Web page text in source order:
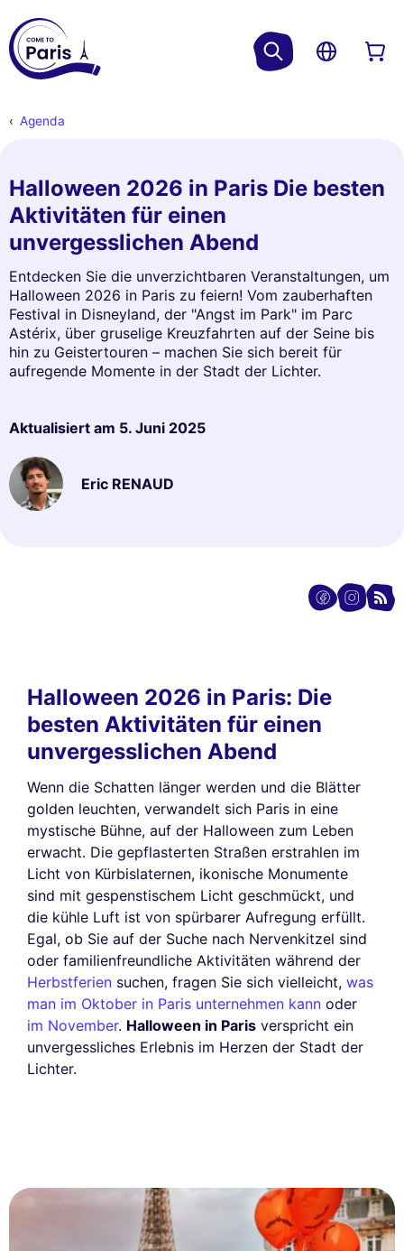
Agenda
Halloween 2026 in Paris Die besten
Aktivitäten für einen
unvergesslichen Abend
Entdecken Sie die unverzichtbaren Veranstaltungen, um
Halloween 2026 in Paris zu feiern! Vom zauberhaften
Festival in Disneyland, der "Angst im Park" im Parc
Astérix, über gruselige Kreuzfahrten auf der Seine bis
hin zu Geistertouren – machen Sie sich bereit für
aufregende Momente in der Stadt der Lichter.
Aktualisiert am 5. Juni 2025
Eric RENAUD
Halloween 2026 in Paris: Die
besten Aktivitäten für einen
unvergesslichen Abend
Wenn die Schatten länger werden und die Blätter
golden leuchten, verwandelt sich Paris in eine
mystische Bühne, auf der Halloween zum Leben
erwacht. Die gepflasterten Straßen erstrahlen im
Licht von Kürbislaternen, ikonische Monumente
sind mit gespenstischem Licht geschmückt, und
die kühle Luft ist von spürbarer Aufregung erfüllt.
Egal, ob Sie auf der Suche nach Nervenkitzel sind
oder familienfreundliche Aktivitäten während der
Herbstferien suchen, fragen Sie sich vielleicht, was
man im Oktober in Paris unternehmen kann oder
im November. Halloween in Paris verspricht ein
unvergessliches Erlebnis im Herzen der Stadt der
Lichter.